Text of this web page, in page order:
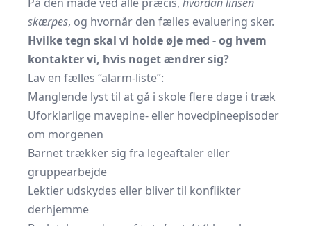
skærpes, og hvornår den fælles evaluering sker.
Hvilke tegn skal vi holde øje med - og hvem
kontakter vi, hvis noget ændrer sig?
Lav en fælles “alarm-liste”:
Manglende lyst til at gå i skole flere dage i træk
Uforklarlige mavepine- eller hovedpineepisoder
om morgenen
Barnet trækker sig fra legeaftaler eller
gruppearbejde
Lektier udskydes eller bliver til konflikter
derhjemme